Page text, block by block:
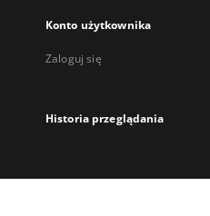
Konto użytkownika
Zaloguj się
Historia przeglądania